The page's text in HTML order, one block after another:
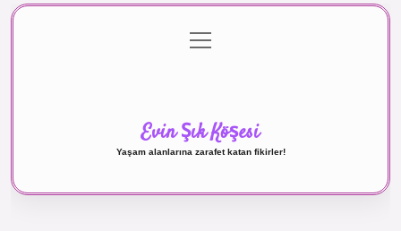
Gizlilik Politikası
menüyü
aç
Evin Şık Köşesi
Yaşam alanlarına zarafet katan fikirler!